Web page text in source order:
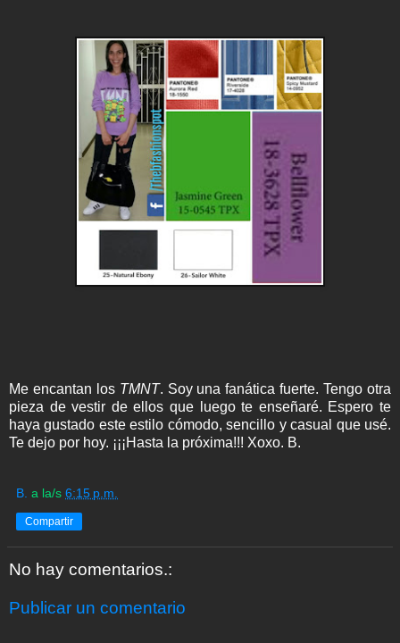
Me encantan los TMNT. Soy una fanática fuerte. Tengo otra
pieza de vestir de ellos que luego te enseñaré. Espero te
haya gustado este estilo cómodo, sencillo y casual que usé.
Te dejo por hoy. ¡¡¡Hasta la próxima!!! Xoxo. B.
B. a la/s 6:15 p.m.
Compartir
No hay comentarios.:
Publicar un comentario